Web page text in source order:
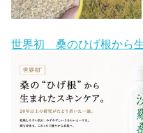
世界初 桑のひげ根から